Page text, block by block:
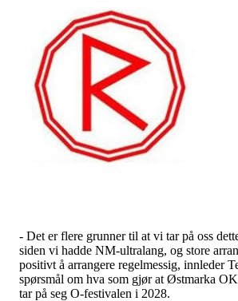
- Det er flere grunner til at vi tar på oss
siden vi hadde NM-ultralang, og store
positivt å arrangere regelmessig, innleder
spørsmål om hva som gjør at Østmarka
tar på seg O-festivalen i 2028.